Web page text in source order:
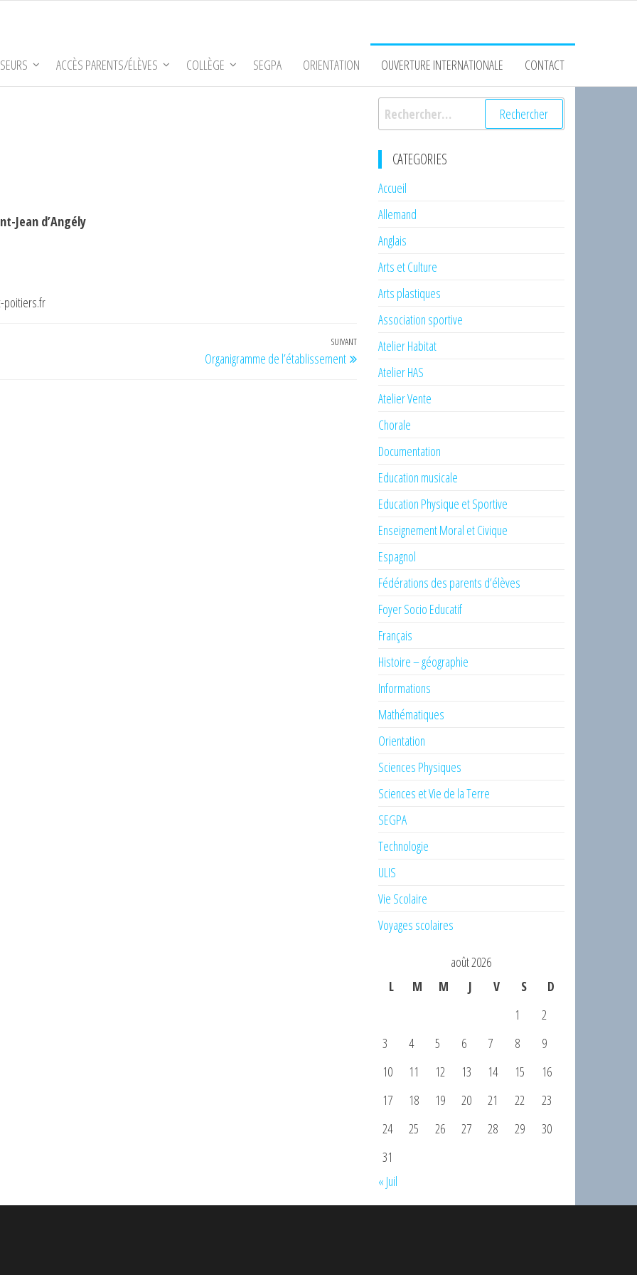
ACCÈS PARENTS/ÉLÈVES COLLÈGE SEGPA ORIENTATION OUVERTURE INTERNATIONALE CONTACT
Jean d’Angély
poitiers.fr
Article
suivant
SUIVANT
Organigramme de l’établissement
Rechercher :
CATEGORIES
Accueil
Allemand
Anglais
Arts et Culture
Arts plastiques
Association sportive
Atelier Habitat
Atelier HAS
Atelier Vente
Chorale
Documentation
Education musicale
Education Physique et Sportive
Enseignement Moral et Civique
Espagnol
Fédérations des parents d’élèves
Foyer Socio Educatif
Français
Histoire – géographie
Informations
Mathématiques
Orientation
Sciences Physiques
Sciences et Vie de la Terre
SEGPA
Technologie
ULIS
Vie Scolaire
Voyages scolaires
août 2026
L
M M J V S
D
1
2
3
4 5 6 7 8
9
10
11 12 13 14 15
16
17
18 19 20 21 22
23
24
25 26 27 28 29
30
31
« Juil